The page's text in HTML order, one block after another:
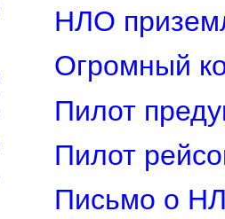
НЛО
Огромный
Пилот
Пилот
Письмо о